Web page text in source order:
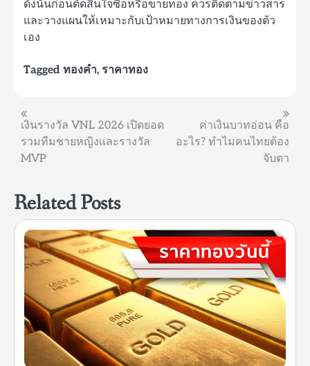
ดังนั้นก่อนตัดสินใจซื้อหรือขายทอง ควรติดตามข่าวสาร
และวางแผนให้เหมาะกับเป้าหมายทางการเงินของตัว
เอง
Tagged ทองคำ, ราคาทอง
แนะแนว
เรื่อง
เงินรางวัล VNL 2026 เปิดยอด
รวมทีมชายหญิงและรางวัล
MVP
ค่าเงินบาทอ่อน คือ
อะไร? ทำไมคนไทยต้อง
จับตา
Related Posts